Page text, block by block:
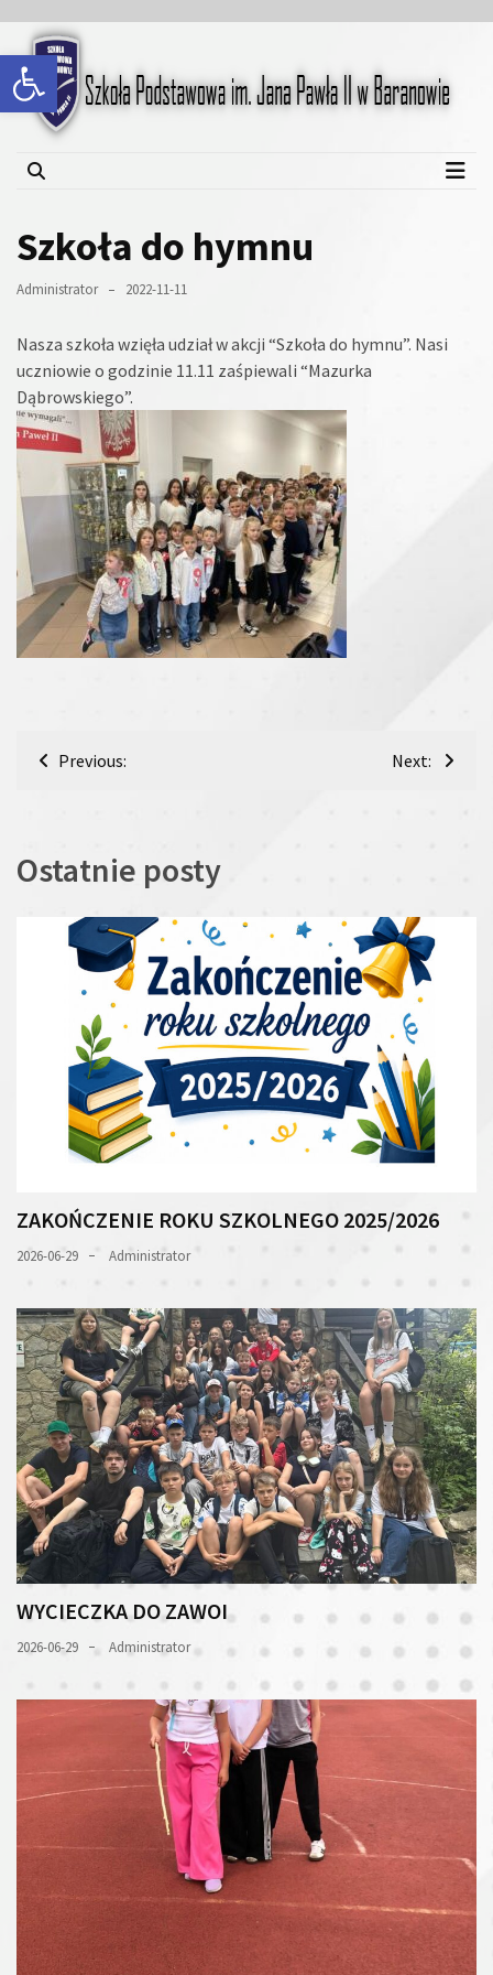
Open toolbar
content
content
Szkoła Podstawowa im.
Jana Pawła II w Baranowie
Szkoła do hymnu
Administrator 2022-11-11
Nasza szkoła wzięła udział w akcji “Szkoła do hymnu”. Nasi
uczniowie o godzinie 11.11 zaśpiewali “Mazurka
Dąbrowskiego”.
Nawigacja
Previous: Next:
Ostatnie posty
ZAKOŃCZENIE ROKU SZKOLNEGO 2025/2026
2026-06-29 Administrator
WYCIECZKA DO ZAWOI
2026-06-29 Administrator